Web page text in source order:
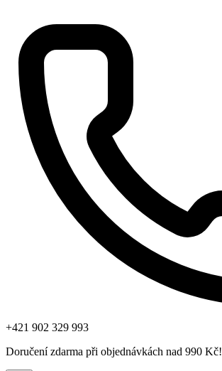
+421 902 329 993
Doručení zdarma při objednávkách nad 990 Kč!